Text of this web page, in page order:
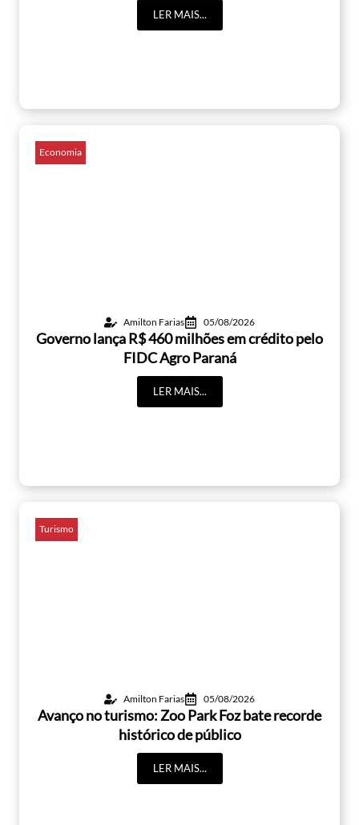
LER MAIS...
Economia
Amilton Farias 05/08/2026
Governo lança R$ 460 milhões em crédito pelo
FIDC Agro Paraná
LER MAIS...
Turismo
Amilton Farias 05/08/2026
Avanço no turismo: Zoo Park Foz bate recorde
histórico de público
LER MAIS...